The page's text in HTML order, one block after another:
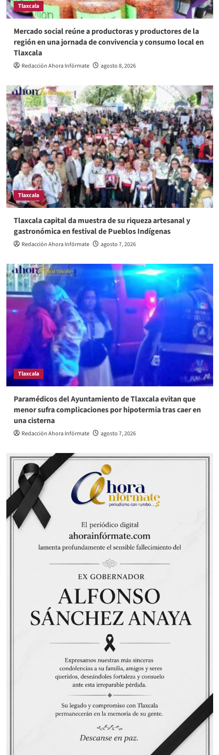
Tlaxcala
Mercado social reúne a productoras y productores de la
región en una jornada de convivencia y consumo local en
Tlaxcala
Redacción Ahora Infórmate agosto 8, 2026
Tlaxcala
Tlaxcala capital da muestra de su riqueza artesanal y
gastronómica en festival de Pueblos Indígenas
Redacción Ahora Infórmate agosto 7, 2026
Tlaxcala
Paramédicos del Ayuntamiento de Tlaxcala evitan que
menor sufra complicaciones por hipotermia tras caer en
una cisterna
Redacción Ahora Infórmate agosto 7, 2026